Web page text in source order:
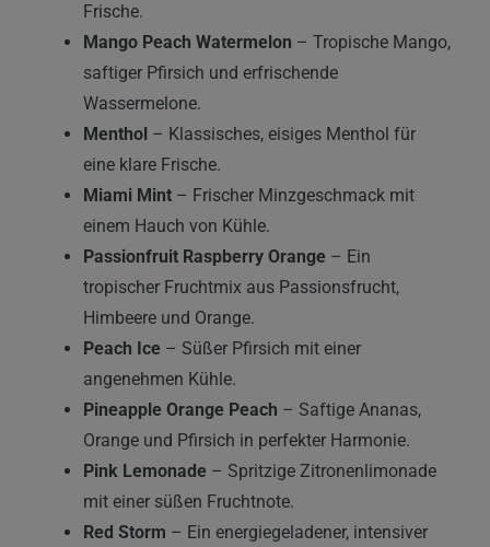
Frische.
Mango Peach Watermelon – Tropische Mango,
saftiger Pfirsich und erfrischende
Wassermelone.
Menthol – Klassisches, eisiges Menthol für
eine klare Frische.
Miami Mint – Frischer Minzgeschmack mit
einem Hauch von Kühle.
Passionfruit Raspberry Orange – Ein
tropischer Fruchtmix aus Passionsfrucht,
Himbeere und Orange.
Peach Ice – Süßer Pfirsich mit einer
angenehmen Kühle.
Pineapple Orange Peach – Saftige Ananas,
Orange und Pfirsich in perfekter Harmonie.
Pink Lemonade – Spritzige Zitronenlimonade
mit einer süßen Fruchtnote.
Red Storm – Ein energiegeladener, intensiver